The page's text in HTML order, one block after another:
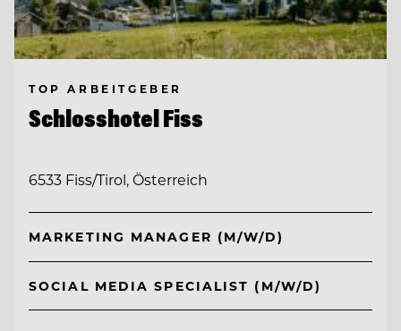
TOP ARBEITGEBER
Schlosshotel Fiss
6533 Fiss/Tirol, Österreich
MARKETING MANAGER (M/W/D)
SOCIAL MEDIA SPECIALIST (M/W/D)